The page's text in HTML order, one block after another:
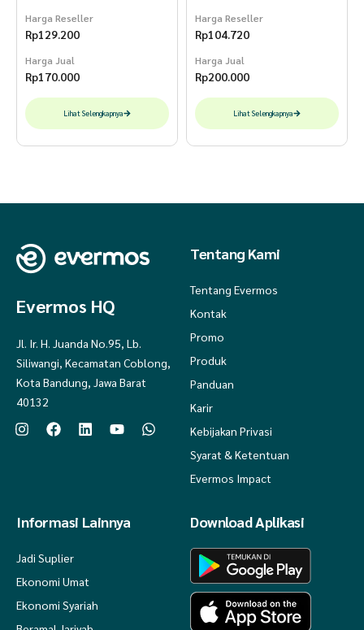
Harga Reseller
Rp129.200
Harga Jual
Rp170.000
Lihat Selengkapnya
Harga Reseller
Rp104.720
Harga Jual
Rp200.000
Lihat Selengkapnya
Evermos HQ
Jl. Ir. H. Juanda No.95, Lb.
Siliwangi, Kecamatan Coblong,
Kota Bandung, Jawa Barat
40132
Tentang Kami
Tentang Evermos
Kontak
Promo
Produk
Panduan
Karir
Kebijakan Privasi
Syarat & Ketentuan
Evermos Impact
Informasi Lainnya
Jadi Suplier
Ekonomi Umat
Ekonomi Syariah
Download Aplikasi